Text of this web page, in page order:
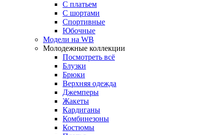
С платьем
С шортами
Спортивные
Юбочные
Модели на WB
Молодежные коллекции
Посмотреть всё
Блузки
Брюки
Верхняя одежда
Джемперы
Жакеты
Кардиганы
Комбинезоны
Костюмы